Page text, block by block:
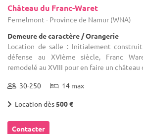
Château du Franc-Waret
Fernelmont - Province de Namur (WNA)
Demeure de caractère / Orangerie
Location de salle : Initialement
défense au XVIème siècle, Franc
remodelé au XVIII pour en faire un château
30-250 14 max
Location dès500 €
Contacter